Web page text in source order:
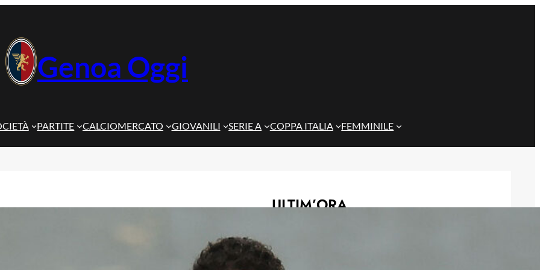
Genoa Oggi
PARTITE CALCIOMERCATO GIOVANILI SERIE A COPPA ITALIA FEMMINILE
ULTIM’ORA